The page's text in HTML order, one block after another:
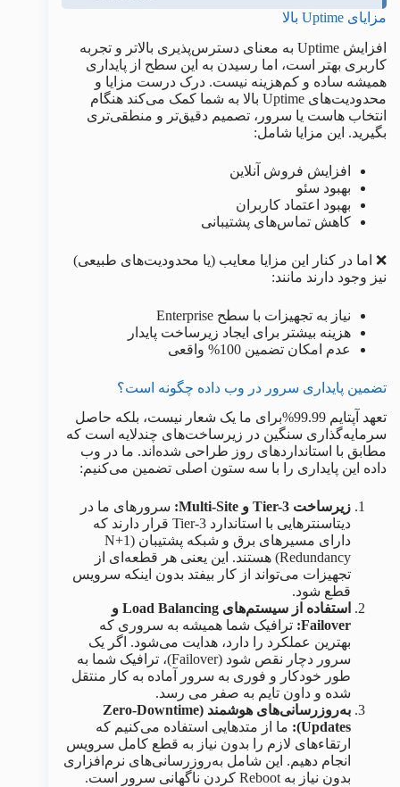
مزایای Uptime بالا
افزایش Uptime به معنای دسترس‌پذیری بالاتر و تجربه
کاربری بهتر است، اما رسیدن به این سطح از پایداری
همیشه ساده و کم‌هزینه نیست. درک درست مزایا و
محدودیت‌های Uptime بالا به شما کمک می‌کند هنگام
انتخاب هاست یا سرور، تصمیم دقیق‌تر و منطقی‌تری
بگیرید. این مزایا شامل:
افزایش فروش آنلاین
بهبود سئو
بهبود اعتماد کاربران
کاهش تماس‌های پشتیبانی
❌ اما در کنار این مزایا معایب (یا محدودیت‌های طبیعی)
نیز وجود دارند مانند:
نیاز به تجهیزات با سطح Enterprise
هزینه بیشتر برای ایجاد زیرساخت پایدار
عدم امکان تضمین 100% واقعی
تضمین پایداری سرور در وب داده چگونه است؟
تعهد آپتایم 99.99%برای ما یک شعار نیست، بلکه حاصل
سرمایه‌گذاری سنگین در زیرساخت‌های چندلایه است که
مطابق با استانداردهای روز طراحی شده‌اند. ما در وب‌
داده این پایداری را با سه ستون اصلی تضمین می‌کنیم:
زیرساخت Tier-3 و Multi-Site:
سرورهای ما در
دیتاسنترهایی با استاندارد Tier-3 قرار دارند که
دارای مسیرهای برق و شبکه پشتیبان (N+1
Redundancy) هستند. این یعنی هر قطعه‌ای از
تجهیزات می‌تواند از کار بیفتد بدون اینکه سرویس
قطع شود.
استفاده از سیستم‌های Load Balancing و
Failover: ترافیک شما همیشه به سروری که
بهترین عملکرد را دارد، هدایت می‌شود. اگر یک
سرور دچار نقص شود (Failover)، ترافیک شما به
طور خودکار و فوری به سرور آماده به کار منتقل
شده و داون تایم به صفر می رسد.
به‌روزرسانی‌های هوشمند (Zero-Downtime
Updates):
ما از متدهایی استفاده می‌کنیم که
ارتقاءهای لازم را بدون نیاز به قطع کامل سرویس
انجام دهیم. این شامل به‌روزرسانی‌های نرم‌افزاری
بدون نیاز به Reboot کردن ناگهانی سرور است.